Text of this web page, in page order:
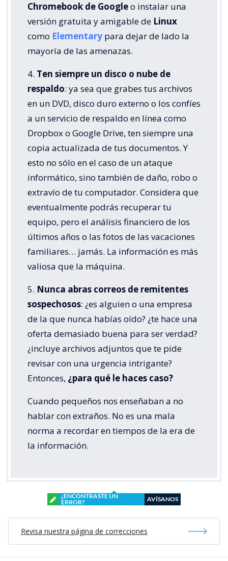
Chromebook de Googleo instalar una
versión gratuita y amigable de Linux
como Elementary para dejar de lado la
mayoría de las amenazas.
4. Ten siempre un disco o nube de
respaldo: ya sea que grabes tus archivos
en un DVD, disco duro externo o los confíes
a un servicio de respaldo en línea como
Dropbox o Google Drive, ten siempre una
copia actualizada de tus documentos. Y
esto no sólo en el caso de un ataque
informático, sino también de daño, robo o
extravío de tu computador. Considera que
eventualmente podrás recuperar tu
equipo, pero el análisis financiero de los
últimos años o las fotos de las vacaciones
familiares… jamás. La información es más
valiosa que la máquina.
5. Nunca abras correos de remitentes
sospechosos: ¿es alguien o una empresa
de la que nunca habías oído? ¿te hace una
oferta demasiado buena para ser verdad?
¿incluye archivos adjuntos que te pide
revisar con una urgencia intrigante?
Entonces, ¿para qué le haces caso?
Cuando pequeños nos enseñaban a no
hablar con extraños. No es una mala
norma a recordar en tiempos de la era de
la información.
¿ENCONTRASTE UN
ERROR?
AVÍSANOS
Revisa nuestra página de correcciones